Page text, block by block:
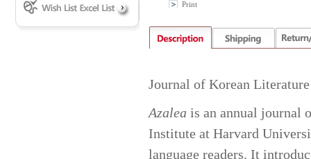
Print
Journal of Korean
Azaleais an annual journal
Institute at Harvard
language readers. It